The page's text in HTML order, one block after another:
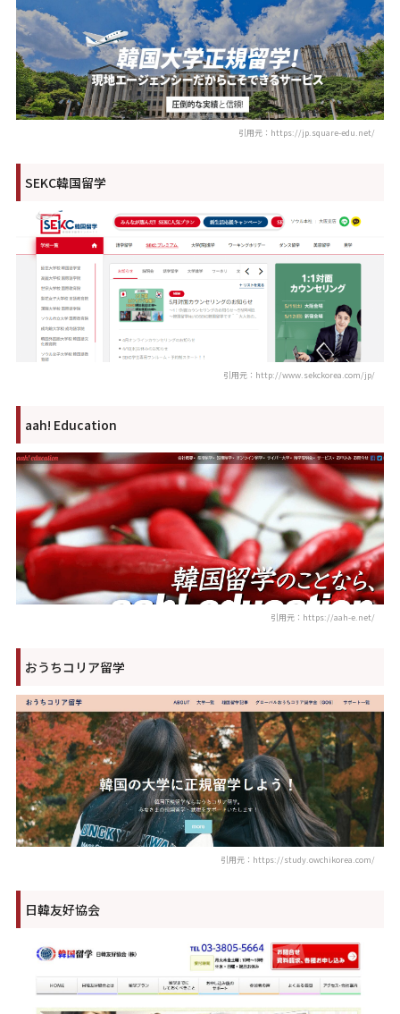
引用元：https://jp.square-edu.net/
SEKC韓国留学
引用元：http://www.sekckorea.com/jp/
aah! Education
引用元：https://aah-e.net/
おうちコリア留学
引用元：https://study.owchikorea.com/
日韓友好協会